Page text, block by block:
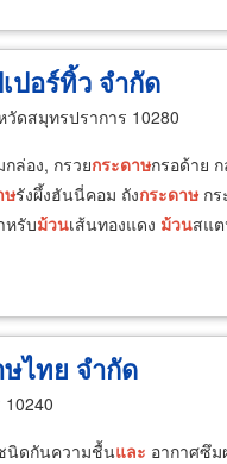
ปอร์ทิ้ว จำกัด
วัดสมุทรปราการ 10280
ล่อง, กรวยกระดาษกรอด้าย
ษรังผึ้งฮันนี่คอม ถังกระดาษ ก
หรับม้วนเส้นทองแดง ม้วนสแ
ไทย จำกัด
นิดกันความชื้นและ อากาศซึ